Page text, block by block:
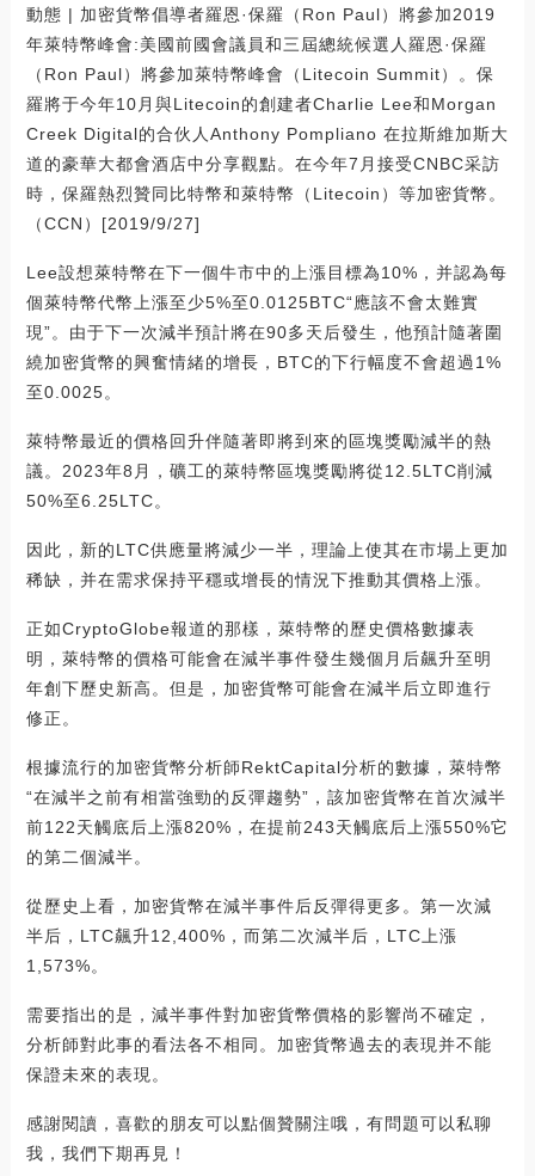
動態 | 加密貨幣倡導者羅恩·保羅（Ron Paul）將參加2019
年萊特幣峰會:美國前國會議員和三屆總統候選人羅恩·保羅
（Ron Paul）將參加萊特幣峰會（Litecoin Summit）。保
羅將于今年10月與Litecoin的創建者Charlie Lee和Morgan
Creek Digital的合伙人Anthony Pompliano 在拉斯維加斯大
道的豪華大都會酒店中分享觀點。在今年7月接受CNBC采訪
時，保羅熱烈贊同比特幣和萊特幣（Litecoin）等加密貨幣。
（CCN）[2019/9/27]
Lee設想萊特幣在下一個牛市中的上漲目標為10%，并認為每
個萊特幣代幣上漲至少5%至0.0125BTC“應該不會太難實
現”。由于下一次減半預計將在90多天后發生，他預計隨著圍
繞加密貨幣的興奮情緒的增長，BTC的下行幅度不會超過1%
至0.0025。
萊特幣最近的價格回升伴隨著即將到來的區塊獎勵減半的熱
議。2023年8月，礦工的萊特幣區塊獎勵將從12.5LTC削減
50%至6.25LTC。
因此，新的LTC供應量將減少一半，理論上使其在市場上更加
稀缺，并在需求保持平穩或增長的情況下推動其價格上漲。
正如CryptoGlobe報道的那樣，萊特幣的歷史價格數據表
明，萊特幣的價格可能會在減半事件發生幾個月后飆升至明
年創下歷史新高。但是，加密貨幣可能會在減半后立即進行
修正。
根據流行的加密貨幣分析師RektCapital分析的數據，萊特幣
“在減半之前有相當強勁的反彈趨勢”，該加密貨幣在首次減半
前122天觸底后上漲820%，在提前243天觸底后上漲550%它
的第二個減半。
從歷史上看，加密貨幣在減半事件后反彈得更多。第一次減
半后，LTC飆升12,400%，而第二次減半后，LTC上漲
1,573%。
需要指出的是，減半事件對加密貨幣價格的影響尚不確定，
分析師對此事的看法各不相同。加密貨幣過去的表現并不能
保證未來的表現。
感謝閱讀，喜歡的朋友可以點個贊關注哦，有問題可以私聊
我，我們下期再見！